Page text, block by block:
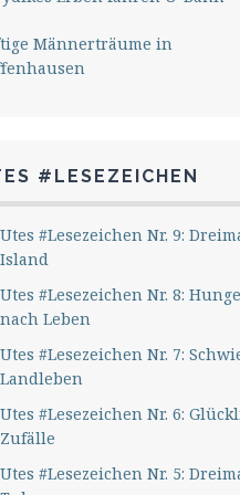
Männerträume in
#LESEZEICHEN
Utes #Lesezeichen Nr. 9:
Island
Utes #Lesezeichen Nr. 8:
nach Leben
Utes #Lesezeichen Nr. 7:
Landleben
Utes #Lesezeichen Nr. 6:
Zufälle
Utes #Lesezeichen Nr. 5: